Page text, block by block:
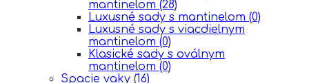
mantinelom (28)
Luxusné sady s mantinelom (0)
Luxusné sady s viacdielnym
mantinelom (0)
Klasické sady s oválnym
mantinelom (0)
Spacie vaky (16)